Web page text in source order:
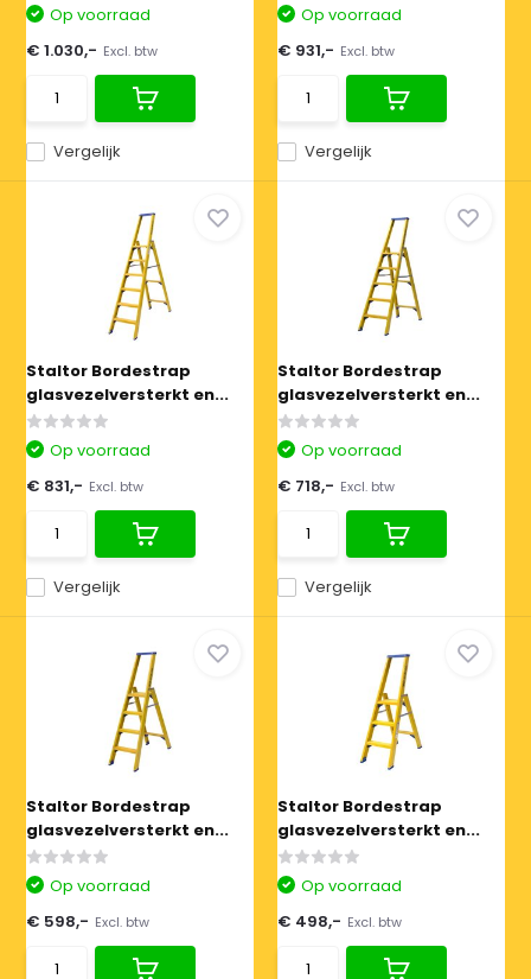
Vergelijk
Op voorraad
€ 1.030,- Excl. btw
Vergelijk
Op voorraad
€ 931,- Excl. btw
Staltor Bordestrap
glasvezelversterkt en...
Vergelijk
Op voorraad
€ 831,- Excl. btw
Staltor Bordestrap
glasvezelversterkt en...
Vergelijk
Op voorraad
€ 718,- Excl. btw
Staltor Bordestrap
glasvezelversterkt en...
Op voorraad
€ 598,- Excl. btw
Staltor Bordestrap
glasvezelversterkt en...
Op voorraad
€ 498,- Excl. btw